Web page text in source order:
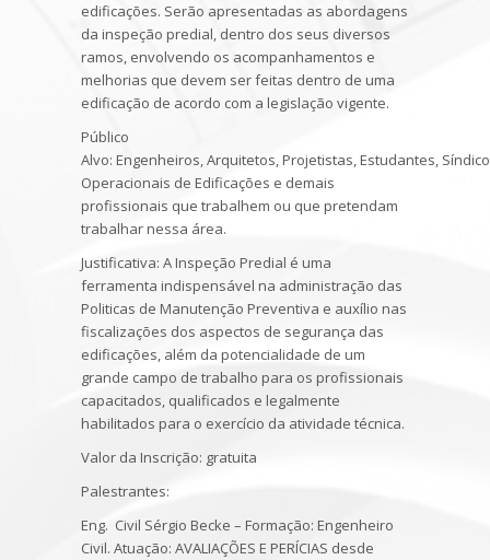
edificações. Serão apresentadas as abordagens
da inspeção predial, dentro dos seus diversos
ramos, envolvendo os acompanhamentos e
melhorias que devem ser feitas dentro de uma
edificação de acordo com a legislação vigente.
Público
Alvo: Engenheiros, Arquitetos, Projetistas, Estudantes,
Operacionais de Edificações e demais
profissionais que trabalhem ou que pretendam
trabalhar nessa área.
Justificativa: A Inspeção Predial é uma
ferramenta indispensável na administração das
Politicas de Manutenção Preventiva e auxílio nas
fiscalizações dos aspectos de segurança das
edificações, além da potencialidade de um
grande campo de trabalho para os profissionais
capacitados, qualificados e legalmente
habilitados para o exercício da atividade técnica.
Valor da Inscrição: gratuita
Palestrantes:
Eng. Civil Sérgio Becke – Formação: Engenheiro
Civil. Atuação: AVALIAÇÕES E PERÍCIAS desde